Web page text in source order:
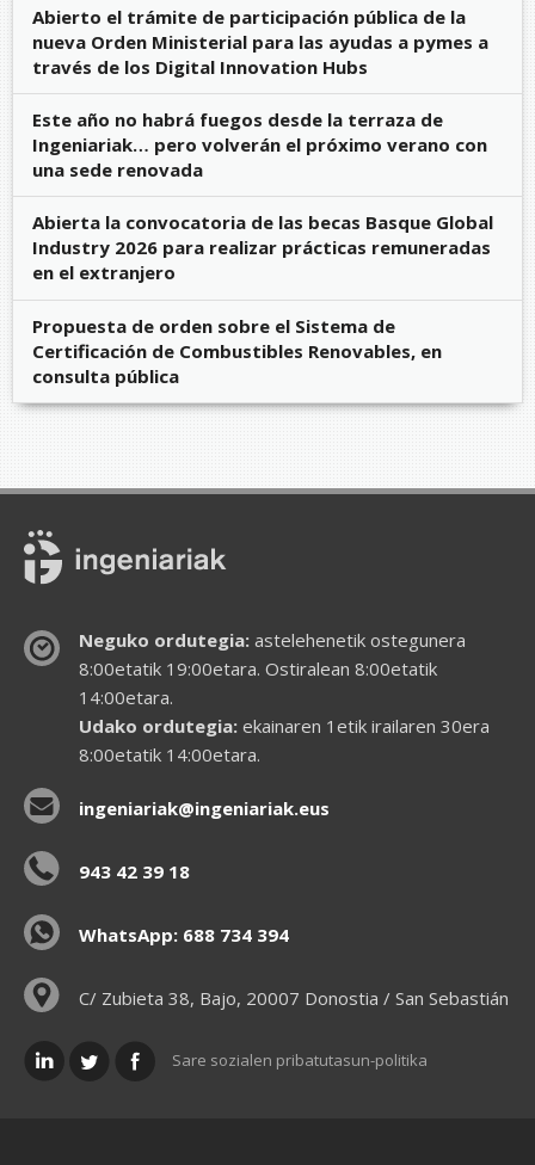
Abierto el trámite de participación pública de la
nueva Orden Ministerial para las ayudas a pymes a
través de los Digital Innovation Hubs
Este año no habrá fuegos desde la terraza de
Ingeniariak… pero volverán el próximo verano con
una sede renovada
Abierta la convocatoria de las becas Basque Global
Industry 2026 para realizar prácticas remuneradas
en el extranjero
Propuesta de orden sobre el Sistema de
Certificación de Combustibles Renovables, en
consulta pública
Neguko ordutegia:astelehenetik ostegunera
8:00etatik 19:00etara. Ostiralean 8:00etatik
14:00etara.
Udako ordutegia:ekainaren 1etik irailaren 30era
8:00etatik 14:00etara.
ingeniariak@ingeniariak.eus
943 42 39 18
WhatsApp: 688 734 394
C/ Zubieta 38, Bajo, 20007 Donostia / San Sebastián
Sare sozialen pribatutasun-politika